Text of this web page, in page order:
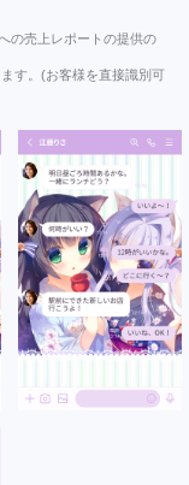
の売上レポートの提供の
す。(お客様を直接識別可